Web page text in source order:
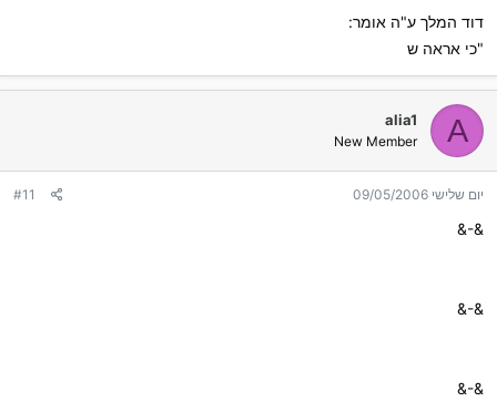
דוד המלך ע"ה אומר:
"כי אראה ש
A
alia1
New Member
יום שלישי 09/05/2006 #11
&-&
&-&
&-&